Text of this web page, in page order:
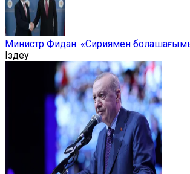
Министр Фидан: «Сириямен
Іздеу